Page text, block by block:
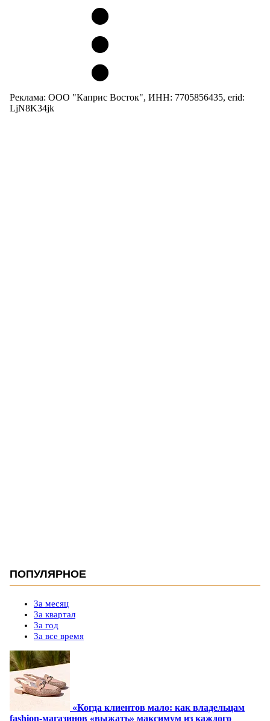
Реклама: ООО "Каприс Восток", ИНН: 7705856435, erid:
LjN8K34jk
ПОПУЛЯРНОЕ
За месяц
За квартал
За год
За все время
«Когда клиентов мало: как владельцам
fashion-магазинов «выжать» максимум из каждого